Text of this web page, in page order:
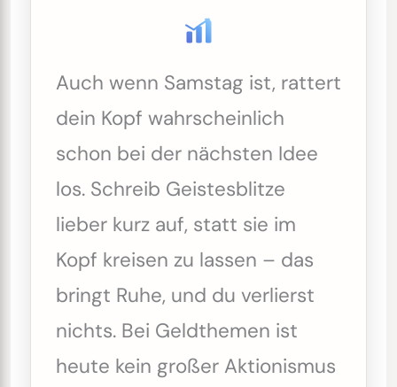
Auch wenn Samstag ist, rattert
dein Kopf wahrscheinlich
schon bei der nächsten Idee
los. Schreib Geistesblitze
lieber kurz auf, statt sie im
Kopf kreisen zu lassen – das
bringt Ruhe, und du verlierst
nichts. Bei Geldthemen ist
heute kein großer Aktionismus